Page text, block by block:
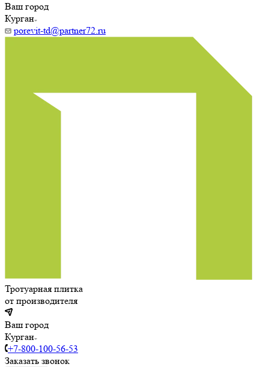
Ваш город
Курган
porevit-td@partner72.ru
Тротуарная плитка
от производителя
Ваш город
Курган
+7-800-100-56-53
Заказать звонок